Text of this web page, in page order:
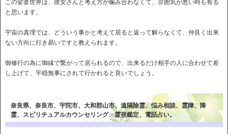
この娑婆世界は、彼女さんと考え方が噛み合わなくて、雰囲気が悪い時も有る
と思います。
宇宙の真理では、どういう事かと考えて居ると返って解らなくて、仲良く出来
ない方向に行き易いですと教えられます。
御修行の為に御縁で繋がって居られるので、出来るだけ相手の人に合わせて差
し上げて、平穏無事にされて行かれると良いでしょう。
奈良県、奈良市、宇陀市、大和郡山市、遠隔除霊、悩み相談、霊障、降
霊、スピリチュアルカウンセリング、霊視鑑定、電話占い。